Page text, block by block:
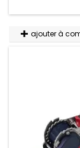
ajouter à